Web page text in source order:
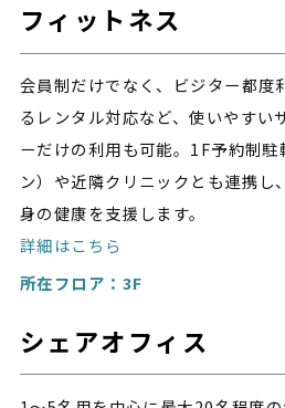
フィットネス
会員制だけでなく、ビジター都度
るレンタル対応など、使いやすい
ーだけの利用も可能。1F予約制
ン）や近隣クリニックとも連携し
身の健康を支援します。
詳細はこちら
所在フロア：3F
シェアオフィス